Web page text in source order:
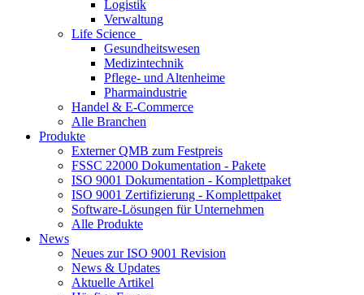
Logistik
Verwaltung
Life Science
Gesundheitswesen
Medizintechnik
Pflege- und Altenheime
Pharmaindustrie
Handel & E-Commerce
Alle Branchen
Produkte
Externer QMB zum Festpreis
FSSC 22000 Dokumentation - Pakete
ISO 9001 Dokumentation - Komplettpaket
ISO 9001 Zertifizierung - Komplettpaket
Software-Lösungen für Unternehmen
Alle Produkte
News
Neues zur ISO 9001 Revision
News & Updates
Aktuelle Artikel